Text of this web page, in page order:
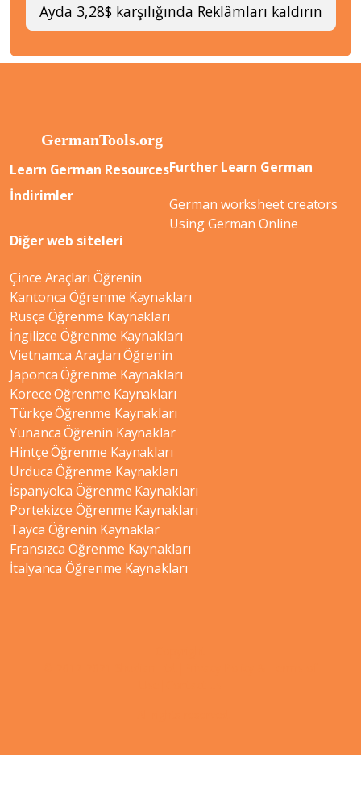
Ayda 3,28$ karşılığında Reklâmları kaldırın
Learn German Resources
İndirimler
Further Learn German
German worksheet creators
Using German Online
Diğer web siteleri
Çince Araçları Öğrenin
Kantonca Öğrenme Kaynakları
Rusça Öğrenme Kaynakları
İngilizce Öğrenme Kaynakları
Vietnamca Araçları Öğrenin
Japonca Öğrenme Kaynakları
Korece Öğrenme Kaynakları
Türkçe Öğrenme Kaynakları
Yunanca Öğrenin Kaynaklar
Hintçe Öğrenme Kaynakları
Urduca Öğrenme Kaynakları
İspanyolca Öğrenme Kaynakları
Portekizce Öğrenme Kaynakları
Tayca Öğrenin Kaynaklar
Fransızca Öğrenme Kaynakları
İtalyanca Öğrenme Kaynakları